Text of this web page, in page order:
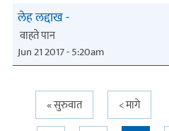
लेह लद्दाख -
वाहते पान
Jun 21 2017 - 5:20am
Pages« सुरुवात < मागे